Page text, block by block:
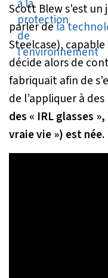
Scott Blew s'est un
parler dela
Steelcase), capable
décide alors de
fabriquait afin de
de l’appliquer à
des « IRL glasses
vraie vie ») est née.